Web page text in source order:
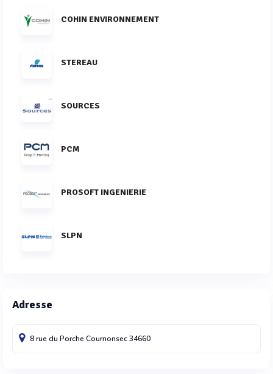
COHIN ENVIRONNEMENT
STEREAU
SOURCES
PCM
PROSOFT INGENIERIE
SLPN
Adresse
8 rue du Porche Cournonsec34660